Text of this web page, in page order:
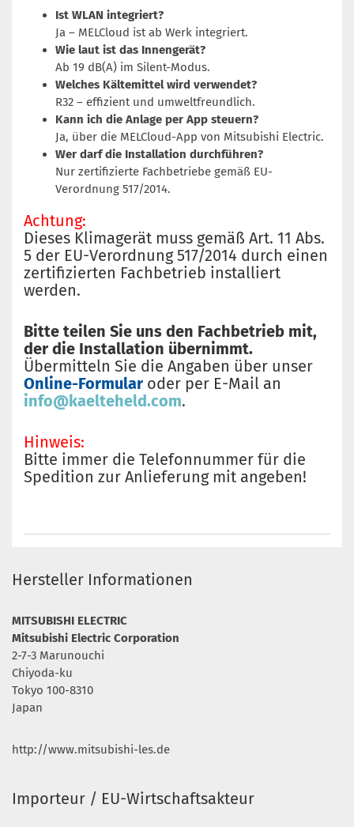
Ist WLAN integriert?
Ja – MELCloud ist ab Werk integriert.
Wie laut ist das Innengerät?
Ab 19 dB(A) im Silent-Modus.
Welches Kältemittel wird verwendet?
R32 – effizient und umweltfreundlich.
Kann ich die Anlage per App steuern?
Ja, über die MELCloud-App von Mitsubishi Electric.
Wer darf die Installation durchführen?
Nur zertifizierte Fachbetriebe gemäß EU-
Verordnung 517/2014.
Achtung:
Dieses Klimagerät muss gemäß Art. 11 Abs.
5 der EU-Verordnung 517/2014 durch einen
zertifizierten Fachbetrieb installiert
werden.
Bitte teilen Sie uns den Fachbetrieb mit,
der die Installation übernimmt.
Übermitteln Sie die Angaben über unser
Online-Formular oder per E-Mail an
info@kaelteheld.com.
Hinweis:
Bitte immer die Telefonnummer für die
Spedition zur Anlieferung mit angeben!
Hersteller Informationen
MITSUBISHI ELECTRIC
Mitsubishi Electric Corporation
2-7-3 Marunouchi
Chiyoda-ku
Tokyo 100-8310
Japan
http://www.mitsubishi-les.de
Importeur / EU-Wirtschaftsakteur